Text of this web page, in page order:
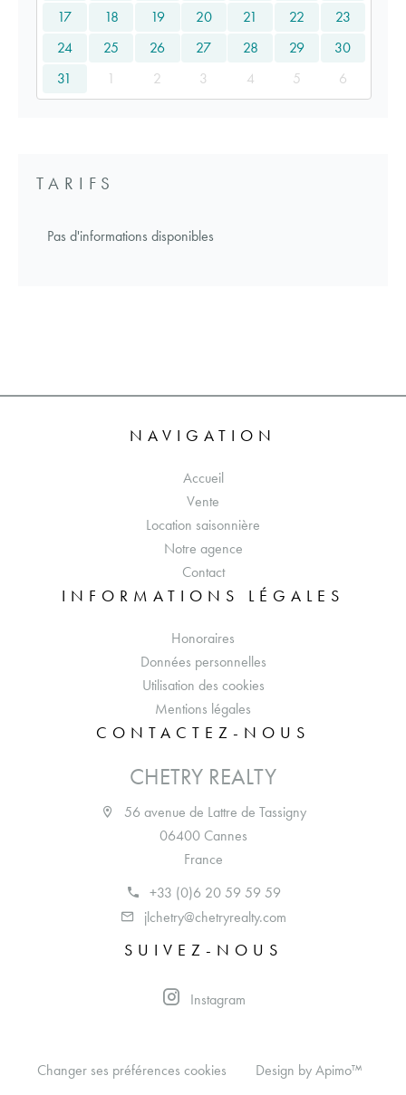
17
18 19 20 21 22
23
24
25 26 27 28 29
30
31
1 2 3 4 5 6
TARIFS
Pas d'informations disponibles
NAVIGATION
Accueil
Vente
Location saisonnière
Notre agence
Contact
INFORMATIONS LÉGALES
Honoraires
Données personnelles
Utilisation des cookies
Mentions légales
CONTACTEZ-NOUS
CHETRY REALTY
56 avenue de Lattre de Tassigny
06400 Cannes
France
+33 (0)6 20 59 59 59
jlchetry@chetryrealty.com
SUIVEZ-NOUS
Instagram
Changer ses préférences cookies Design by Apimo™